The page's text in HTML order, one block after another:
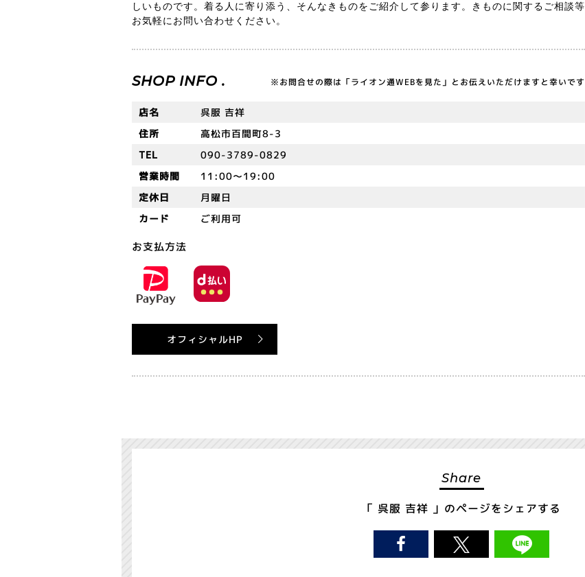
しいものです。着る人に寄り添う、そんなきものをご紹介して参ります。きものに関するご相談等
お気軽にお問い合わせください。
SHOP INFO . ※お問合せの際は「ライオン通WEBを見た」とお伝えいただけますと幸いです
店名
呉服 吉祥
住所
高松市百間町8-3
TEL
090-3789-0829
営業時間
11:00～19:00
定休日
月曜日
カード
ご利用可
お支払方法
オフィシャルHP
Share
「 呉服 吉祥 」のページをシェアする